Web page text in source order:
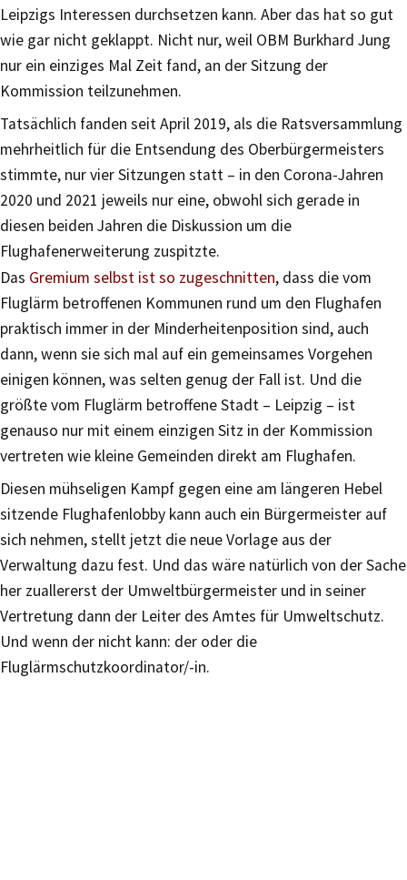
Leipzigs Interessen durchsetzen kann. Aber das hat so gut
wie gar nicht geklappt. Nicht nur, weil OBM Burkhard Jung
nur ein einziges Mal Zeit fand, an der Sitzung der
Kommission teilzunehmen.
Tatsächlich fanden seit April 2019, als die Ratsversammlung
mehrheitlich für die Entsendung des Oberbürgermeisters
stimmte, nur vier Sitzungen statt – in den Corona-Jahren
2020 und 2021 jeweils nur eine, obwohl sich gerade in
diesen beiden Jahren die Diskussion um die
Flughafenerweiterung zuspitzte.
Das Gremium selbst ist so zugeschnitten, dass die vom
Fluglärm betroffenen Kommunen rund um den Flughafen
praktisch immer in der Minderheitenposition sind, auch
dann, wenn sie sich mal auf ein gemeinsames Vorgehen
einigen können, was selten genug der Fall ist. Und die
größte vom Fluglärm betroffene Stadt – Leipzig – ist
genauso nur mit einem einzigen Sitz in der Kommission
vertreten wie kleine Gemeinden direkt am Flughafen.
Diesen mühseligen Kampf gegen eine am längeren Hebel
sitzende Flughafenlobby kann auch ein Bürgermeister auf
sich nehmen, stellt jetzt die neue Vorlage aus der
Verwaltung dazu fest. Und das wäre natürlich von der Sache
her zuallererst der Umweltbürgermeister und in seiner
Vertretung dann der Leiter des Amtes für Umweltschutz.
Und wenn der nicht kann: der oder die
Fluglärmschutzkoordinator/-in.